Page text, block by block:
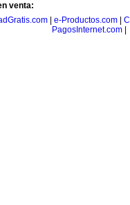
venta:
e-Productos.com
PagosInternet.com